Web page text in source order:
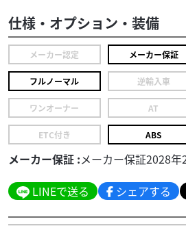
仕様・オプション・装備
メーカー認定 メーカー保証
フルノーマル 逆輸入車
ワンオーナー AT
ETC付き ABS
メーカー保証 :メーカー保証2028
LINEで送る
シェアする